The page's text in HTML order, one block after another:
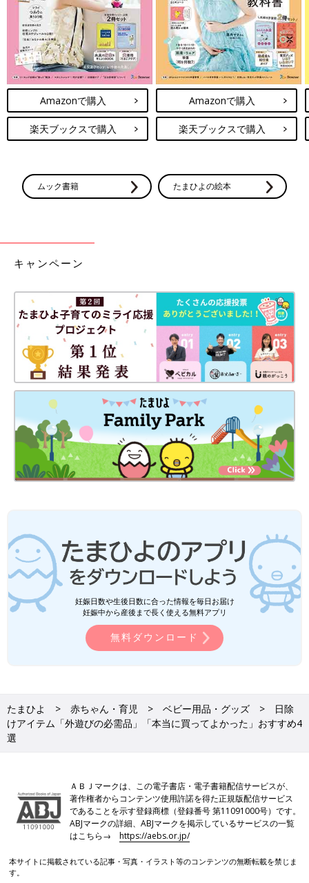
Amazonで購入
楽天ブックスで購入
Amazonで購入
楽天ブックスで購入
ムック書籍 たまひよの絵本
キャンペーン
妊娠日数や生後日数に合った情報を毎日お届け
妊娠中から産後まで長く使える無料アプリ
無料ダウンロード
たまひよ 赤ちゃん・育児 ベビー用品・グッズ
日除
けアイテム「外遊びの必需品」「本当に買ってよかった」おすすめ4
選
ＡＢＪマークは、この電子書店・電子書籍配信サービスが、
著作権者からコンテンツ使用許諾を得た正規版配信サービス
であることを示す登録商標（登録番号 第11091000号）です。
ABJマークの詳細、ABJマークを掲示しているサービスの一覧
はこちら→https://aebs.or.jp/
本サイトに掲載されている記事・写真・イラスト等のコンテンツの無断転載を禁じま
す。